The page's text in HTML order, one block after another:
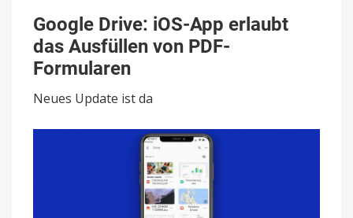
Drive:
iOS-
App
erlaubt
das
Ausfüllen
Formularen
Google Drive: iOS-App erlaubt
das Ausfüllen von PDF-
Formularen
Neues Update ist da